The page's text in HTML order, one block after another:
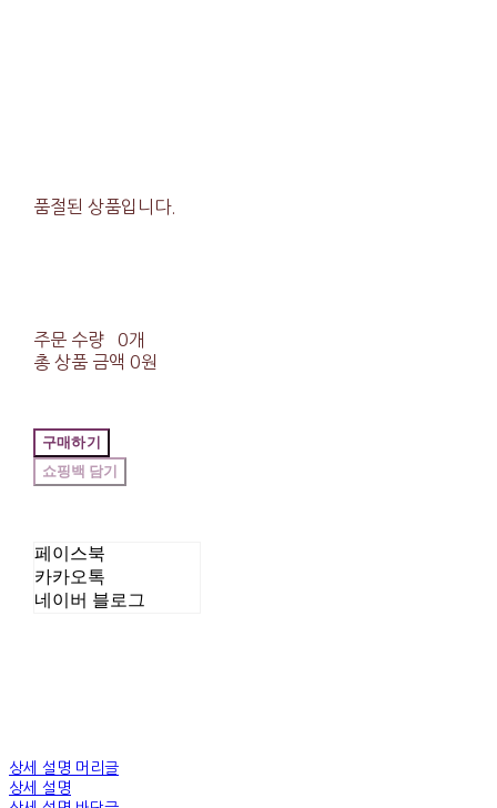
품절된 상품입니다.
주문 수량
0개
총 상품 금액 0원
구매하기
페이스북
카카오톡
네이버 블로그
상세 설명 머리글
상세 설명